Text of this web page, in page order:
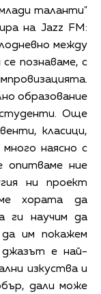
таланти"
на Jazz FM:
между
познаваме, с
образование
студенти. Още
класици,
наясно с
опитваме ние
ни проект
хората да
ги научим да
им покажем
джазът е най-
изкуства и
дали може